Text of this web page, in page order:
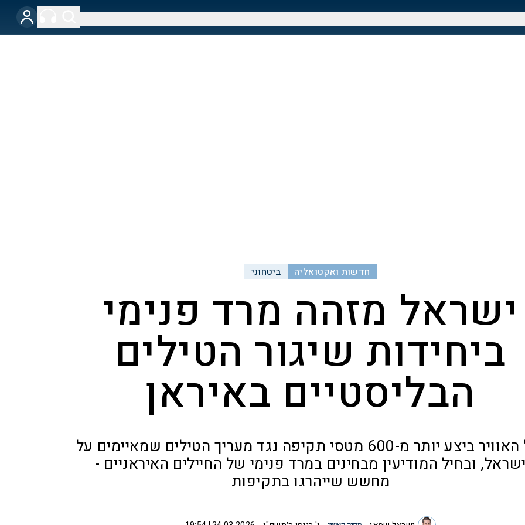
חדשות ואקטואליה ביטחוני
ישראל מזהה מרד פנימי
ביחידות שיגור הטילים
הבליסטיים באיראן
חיל האוויר ביצע יותר מ-600 מטסי תקיפה נגד מעריך הטילים שמאיימים על
ובחיל המודיעין מבחינים במרד פנימי של החיילים האיראניים -
מחשש שייהרגו בתקיפות